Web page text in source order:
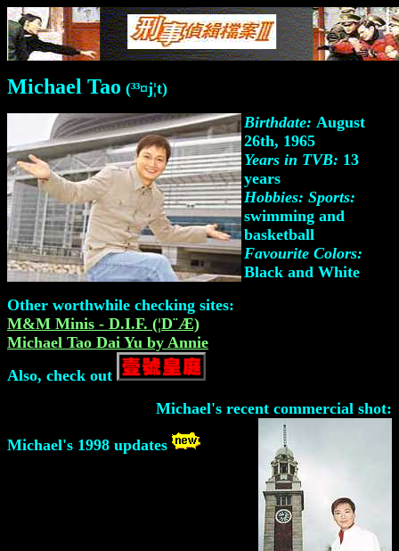
Michael Tao (³³¤j¦t)
Birthdate: August
26th, 1965
Years in TVB: 13
years
Hobbies: Sports:
swimming and
basketball
Favourite Colors:
Black and White
Other worthwhile checking sites:
M&M Minis - D.I.F. (¦D¨Æ)
Michael Tao Dai Yu by Annie
Also, check out
Michael's recent commercial shot:
Michael's 1998 updates